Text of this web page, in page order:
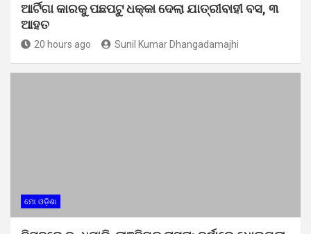
ଆର୍ଟିଗା କାରକୁ ପଛପଟୁ ଧକ୍କା ଦେଲା ଯାତ୍ରୀବାହୀ ବସ, ୩
ଆହତ
20 hours ago Sunil Kumar Dhangadamajhi
ମୋ ଓଡ଼ିଶା